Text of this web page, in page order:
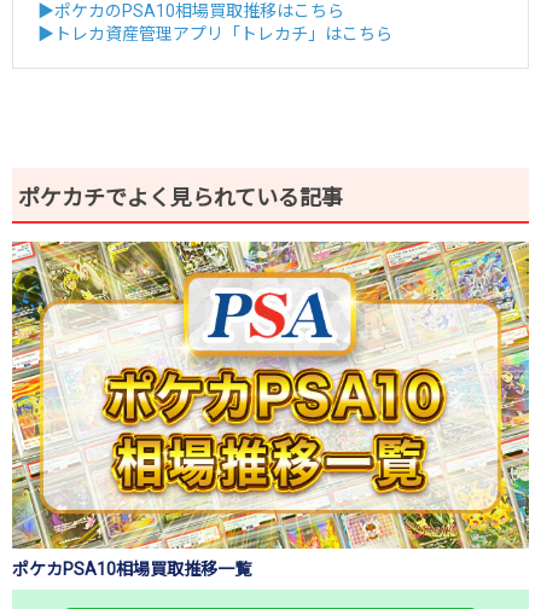
▶ポケカのPSA10相場買取推移はこちら
▶トレカ資産管理アプリ「トレカチ」はこちら
ポケカチでよく見られている記事
ポケカPSA10相場買取推移一覧